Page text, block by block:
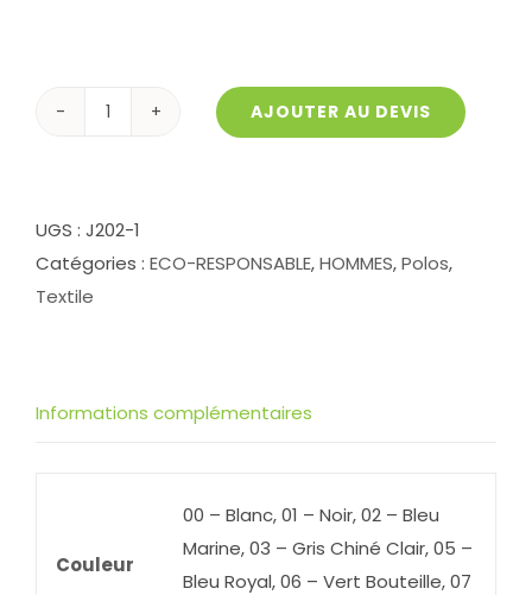
quantité
100%
Coton
AJOUTER AU DEVIS
UGS : J202-1
Catégories : ECO-RESPONSABLE,HOMMES,Polos,
Textile
Informations complémentaires
Couleur
00 – Blanc, 01 – Noir, 02 – Bleu
Marine, 03 – Gris Chiné Clair, 05 –
Bleu Royal, 06 – Vert Bouteille, 07